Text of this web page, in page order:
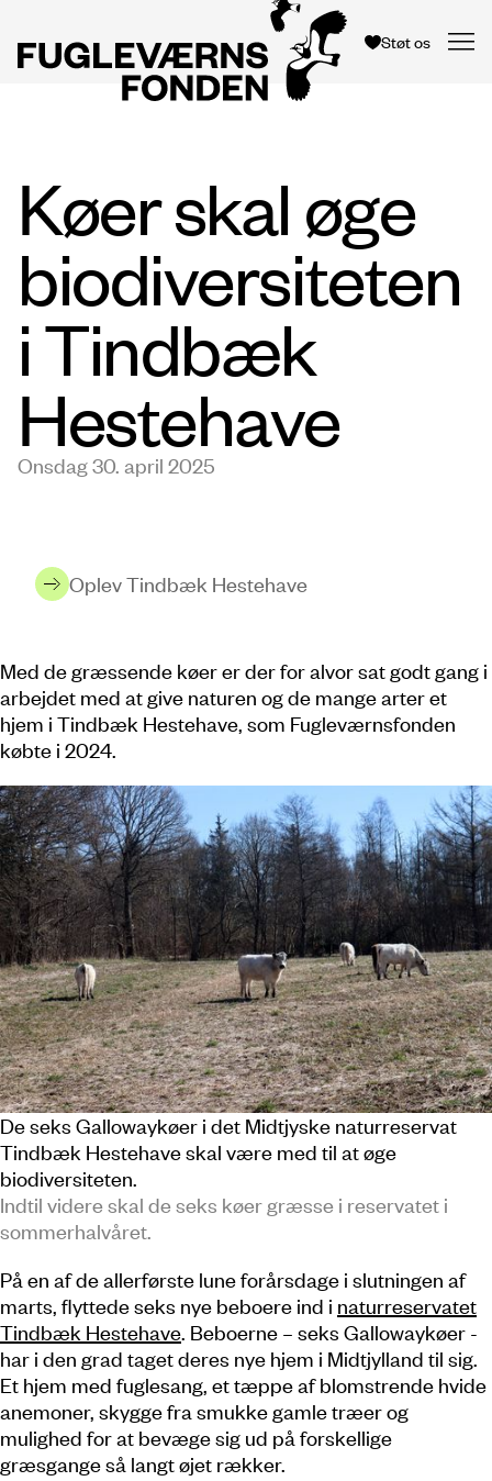
Støt os
Køer skal øge
biodiversiteten
i Tindbæk
Hestehave
Onsdag 30. april 2025
Oplev Tindbæk Hestehave
Med de græssende køer er der for alvor sat godt gang i
arbejdet med at give naturen og de mange arter et
hjem i Tindbæk Hestehave, som Fugleværnsfonden
købte i 2024.
De seks Gallowaykøer i det Midtjyske naturreservat
Tindbæk Hestehave skal være med til at øge
biodiversiteten.
Indtil videre skal de seks køer græsse i reservatet i
sommerhalvåret.
På en af de allerførste lune forårsdage i slutningen af
marts, flyttede seks nye beboere ind i naturreservatet
Tindbæk Hestehave. Beboerne – seks Gallowaykøer -
har i den grad taget deres nye hjem i Midtjylland til sig.
Et hjem med fuglesang, et tæppe af blomstrende hvide
anemoner, skygge fra smukke gamle træer og
mulighed for at bevæge sig ud på forskellige
græsgange så langt øjet rækker.